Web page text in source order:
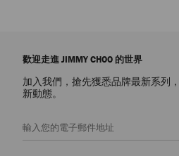
歡迎走進 JIMMY CHOO 的世界
加入我們，搶先獲悉品牌最新系列
新動態。